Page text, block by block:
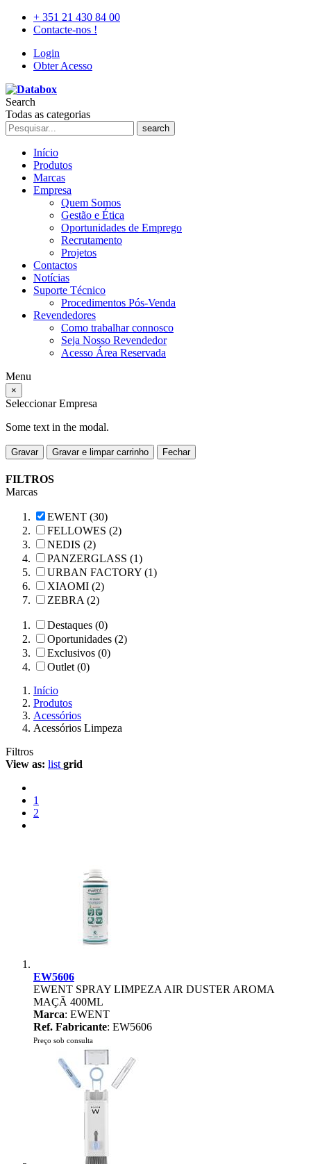
+ 351 21 430 84 00
Contacte-nos !
Login
Obter Acesso
Search
Todas as categorias
search
Início
Produtos
Marcas
Empresa
Quem Somos
Gestão e Ética
Oportunidades de Emprego
Recrutamento
Projetos
Contactos
Notícias
Suporte Técnico
Procedimentos Pós-Venda
Revendedores
Como trabalhar connosco
Seja Nosso Revendedor
Acesso Área Reservada
Menu
×
Seleccionar Empresa
Some text in the modal.
Gravar Gravar e limpar carrinho Fechar
FILTROS
Marcas
EWENT (30)
FELLOWES (2)
NEDIS (2)
PANZERGLASS (1)
URBAN FACTORY (1)
XIAOMI (2)
ZEBRA (2)
Destaques (0)
Oportunidades (2)
Exclusivos (0)
Outlet (0)
Início
Produtos
Acessórios
Acessórios Limpeza
Filtros
View as: list grid
1
2
EW5606
EWENT SPRAY LIMPEZA AIR DUSTER AROMA
MAÇÃ 400ML
Marca: EWENT
Ref. Fabricante: EW5606
Preço sob consulta